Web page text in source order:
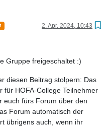
2. Apr. 2024, 10:43
Gruppe freigeschaltet :)
diesen Beitrag stolpern: Das
für HOFA-College Teilnehmer
euch fürs Forum über den
Forum automatisch der
übrigens auch, wenn ihr